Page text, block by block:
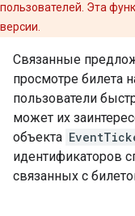
пользователей. Эта
версии.
Связанные
просмотре билета
пользователи
может их
объекта
идентификаторов
связанных с